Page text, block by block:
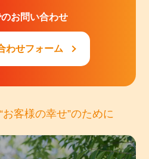
お問い合わせ
わせフォーム
お客様の幸せ”のために